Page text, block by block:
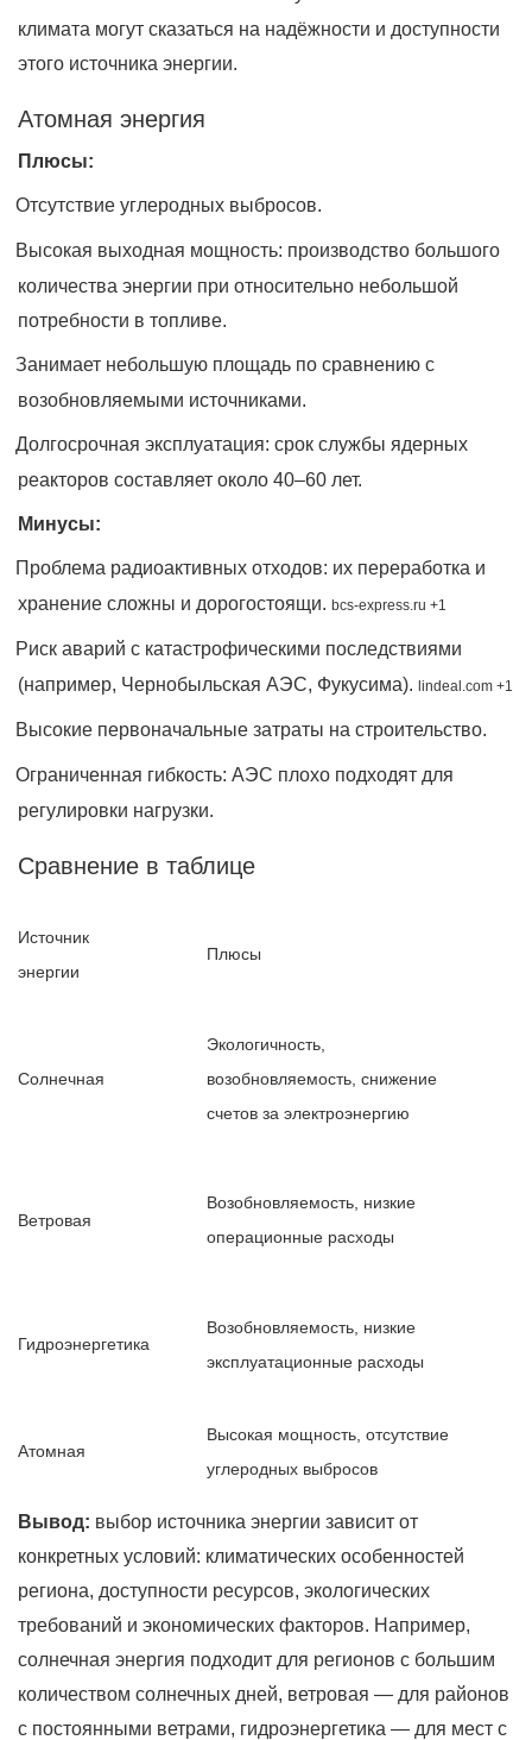
климата могут сказаться на надёжности и доступности
этого источника энергии.
Атомная энергия
Плюсы:
Отсутствие углеродных выбросов.
Высокая выходная мощность: производство большого
количества энергии при относительно небольшой
потребности в топливе.
Занимает небольшую площадь по сравнению с
возобновляемыми источниками.
Долгосрочная эксплуатация: срок службы ядерных
реакторов составляет около 40–60 лет.
Минусы:
Проблема радиоактивных отходов: их переработка и
хранение сложны и дорогостоящи. bcs-express.ru +1
Риск аварий с катастрофическими последствиями
(например, Чернобыльская АЭС, Фукусима). lindeal.com +1
Высокие первоначальные затраты на строительство.
Ограниченная гибкость: АЭС плохо подходят для
регулировки нагрузки.
Сравнение в таблице
Источник
энергии
Плюсы
Солнечная
Экологичность,
возобновляемость, снижение
счетов за электроэнергию
Ветровая
Возобновляемость, низкие
операционные расходы
Гидроэнергетика
Возобновляемость, низкие
эксплуатационные расходы
Атомная
Высокая мощность, отсутствие
углеродных выбросов
Вывод: выбор источника энергии зависит от
конкретных условий: климатических особенностей
региона, доступности ресурсов, экологических
требований и экономических факторов. Например,
солнечная энергия подходит для регионов с большим
количеством солнечных дней, ветровая — для районов
с постоянными ветрами, гидроэнергетика — для мест с